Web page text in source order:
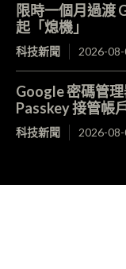
限時一個月過渡
起「熄機」
科技新聞 2026-
Google 密碼管
Passkey 接管帳
科技新聞 2026-